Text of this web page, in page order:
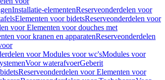
Installatie-elementenReserveonderdelen voor
Elementen voor bidetsReserveonderdelen voor
voor Elementen voor douches met
voor kranen en apparatenReserveonderdelen
voor Modules voor wc'sModules voor
Voor waterafvoerGeberit
Reserveonderdelen voor Elementen voor